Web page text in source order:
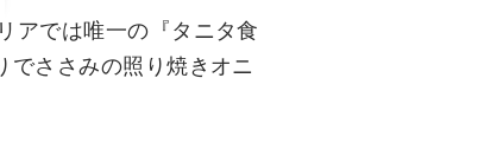
アでは唯一の『タニタ食
ささみの照り焼きオニ